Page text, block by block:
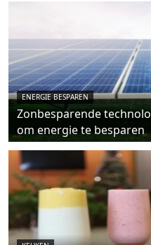
ENERGIE BESPAREN
Zonbesparende
om energie te besparen